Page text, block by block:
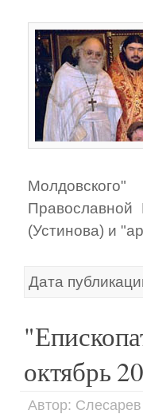
Православной
(Устинова) и
Дата
октябрь
Автор: